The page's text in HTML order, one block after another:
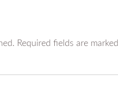
Required fields are marked